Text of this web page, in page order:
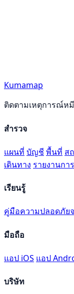
Kumamap
ติดตามเหตุการณ์ห
สำรวจ
แผนที่ บัญชี พื้นที่ ส
เดินทาง รายงานกา
เรียนรู้
คู่มือความปลอดภัย
มือถือ
แอป iOS แอป
บริษัท